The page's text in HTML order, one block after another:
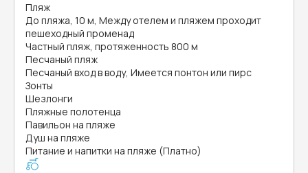
Пляж
До пляжа, 10 м, Между отелем и пляжем проходит
пешеходный променад
Частный пляж, протяженность 800 м
Песчаный пляж
Песчаный вход в воду, Имеется понтон или пирс
Зонты
Шезлонги
Пляжные полотенца
Павильон на пляже
Душ на пляже
Питание и напитки на пляже (Платно)